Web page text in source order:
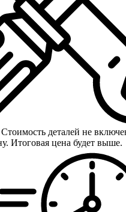
Стоимость деталей не
Итоговая цена будет выше.